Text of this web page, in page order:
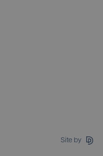
Site by